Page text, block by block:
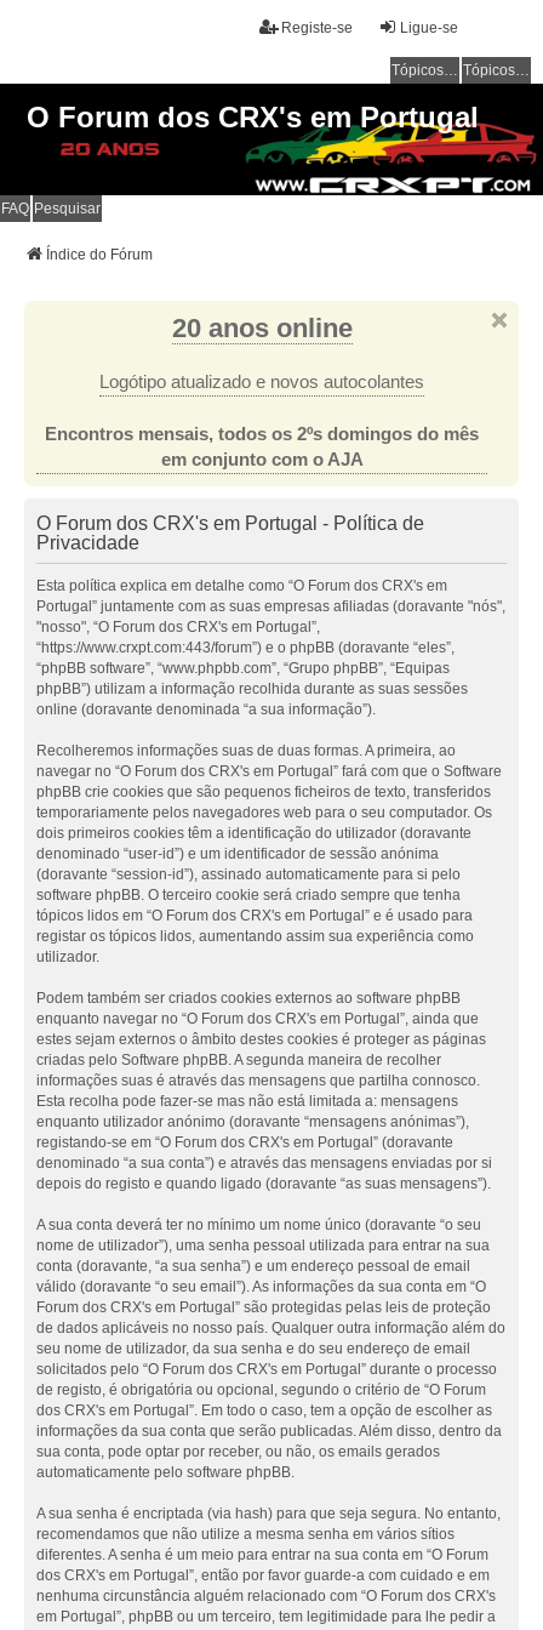
Ligue-se
Registe-se
Tópicos sem resposta Tópicos ativos
O Forum dos CRX's em Portugal
FAQ Pesquisar
Índice do Fórum
20 anos online
Logótipo atualizado e novos autocolantes
Encontros mensais, todos os 2ºs domingos do mês
em conjunto com o AJA
O Forum dos CRX's em Portugal - Política de
Privacidade
Esta política explica em detalhe como “O Forum dos CRX's em
Portugal” juntamente com as suas empresas afiliadas (doravante "nós",
"nosso", “O Forum dos CRX's em Portugal”,
“https://www.crxpt.com:443/forum”) e o phpBB (doravante “eles”,
“phpBB software”, “www.phpbb.com”, “Grupo phpBB”, “Equipas
phpBB”) utilizam a informação recolhida durante as suas sessões
online (doravante denominada “a sua informação”).
Recolheremos informações suas de duas formas. A primeira, ao
navegar no “O Forum dos CRX's em Portugal” fará com que o Software
phpBB crie cookies que são pequenos ficheiros de texto, transferidos
temporariamente pelos navegadores web para o seu computador. Os
dois primeiros cookies têm a identificação do utilizador (doravante
denominado “user-id”) e um identificador de sessão anónima
(doravante “session-id”), assinado automaticamente para si pelo
software phpBB. O terceiro cookie será criado sempre que tenha
tópicos lidos em “O Forum dos CRX's em Portugal” e é usado para
registar os tópicos lidos, aumentando assim sua experiência como
utilizador.
Podem também ser criados cookies externos ao software phpBB
enquanto navegar no “O Forum dos CRX's em Portugal”, ainda que
estes sejam externos o âmbito destes cookies é proteger as páginas
criadas pelo Software phpBB. A segunda maneira de recolher
informações suas é através das mensagens que partilha connosco.
Esta recolha pode fazer-se mas não está limitada a: mensagens
enquanto utilizador anónimo (doravante “mensagens anónimas”),
registando-se em “O Forum dos CRX's em Portugal” (doravante
denominado “a sua conta”) e através das mensagens enviadas por si
depois do registo e quando ligado (doravante “as suas mensagens”).
A sua conta deverá ter no mínimo um nome único (doravante “o seu
nome de utilizador”), uma senha pessoal utilizada para entrar na sua
conta (doravante, “a sua senha”) e um endereço pessoal de email
válido (doravante “o seu email”). As informações da sua conta em “O
Forum dos CRX's em Portugal” são protegidas pelas leis de proteção
de dados aplicáveis no nosso país. Qualquer outra informação além do
seu nome de utilizador, da sua senha e do seu endereço de email
solicitados pelo “O Forum dos CRX's em Portugal” durante o processo
de registo, é obrigatória ou opcional, segundo o critério de “O Forum
dos CRX's em Portugal”. Em todo o caso, tem a opção de escolher as
informações da sua conta que serão publicadas. Além disso, dentro da
sua conta, pode optar por receber, ou não, os emails gerados
automaticamente pelo software phpBB.
A sua senha é encriptada (via hash) para que seja segura. No entanto,
recomendamos que não utilize a mesma senha em vários sítios
diferentes. A senha é um meio para entrar na sua conta em “O Forum
dos CRX's em Portugal”, então por favor guarde-a com cuidado e em
nenhuma circunstância alguém relacionado com “O Forum dos CRX's
em Portugal”, phpBB ou um terceiro, tem legitimidade para lhe pedir a